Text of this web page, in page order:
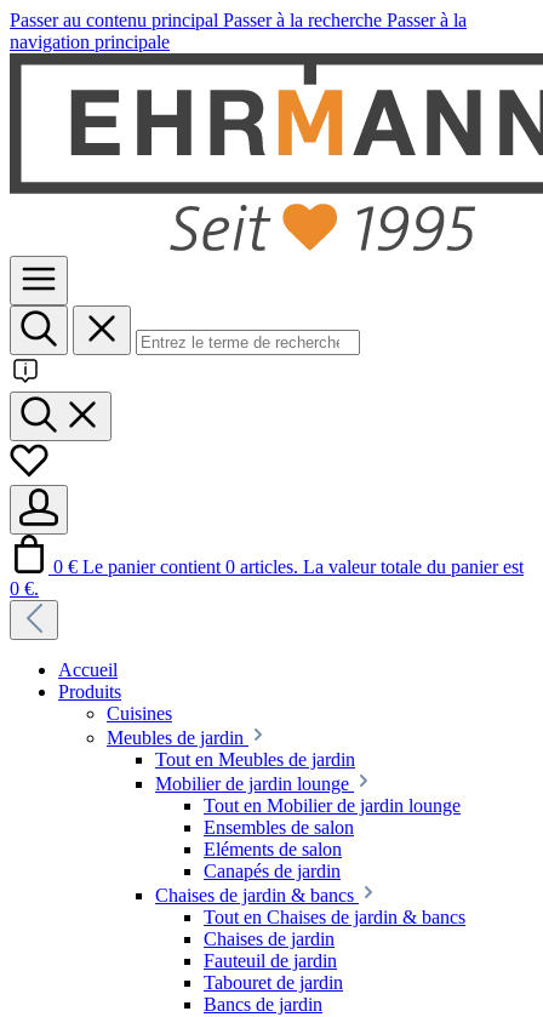
Passer au contenu principal Passer à la recherche Passer à la
navigation principale
0 € Le panier contient 0 articles. La valeur totale du panier est
0 €.
Accueil
Produits
Cuisines
Meubles de jardin
Tout en Meubles de jardin
Mobilier de jardin lounge
Tout en Mobilier de jardin lounge
Ensembles de salon
Eléments de salon
Canapés de jardin
Chaises de jardin & bancs
Tout en Chaises de jardin & bancs
Chaises de jardin
Fauteuil de jardin
Tabouret de jardin
Bancs de jardin